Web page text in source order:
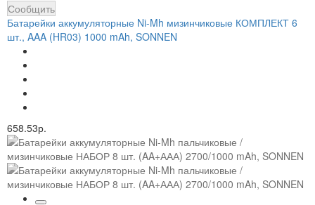
Сообщить
Батарейки аккумуляторные Ni-Mh мизинчиковые КОМПЛЕКТ 6
шт., AAA (HR03) 1000 mAh, SONNEN
658.53р.